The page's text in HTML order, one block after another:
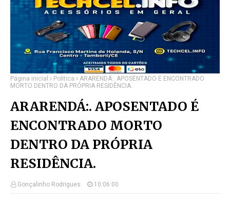
Página inicial Politica
ARARENDÁ:. APOSENTADO É ENCONTRADO
MORTO DENTRO DA PRÓPRIA RESIDÊNCIA.
ARARENDÁ:. APOSENTADO É
ENCONTRADO MORTO
DENTRO DA PRÓPRIA
RESIDÊNCIA.
Gonçalinho Rodrigues. 10:06:00